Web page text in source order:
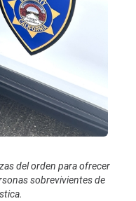
del orden para ofrecer
sobrevivientes de